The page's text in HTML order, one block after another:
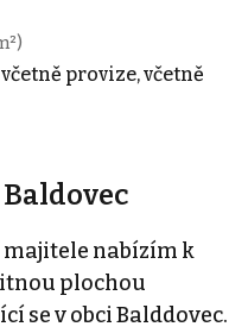
provize, včetně
nabízím k
plochou
se v obci Balddovec.